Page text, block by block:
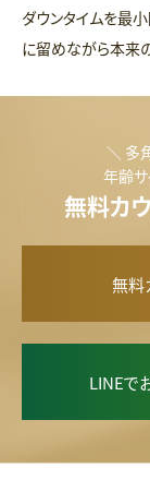
ダウンタイムを最
に留めながら本来
＼ 多
年齢サ
無料カ
無料
LINEで